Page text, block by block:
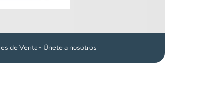
de Venta- Únete a nosotros